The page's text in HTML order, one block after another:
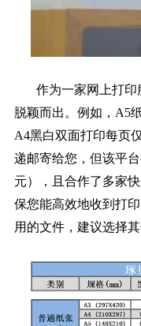
作为一家网上打
脱颖而出。例如，A5
A4黑白双面打印每页
递邮寄给您，但该平
元），且合作了多家
保您能高效地收到打
用的文件，建议选择